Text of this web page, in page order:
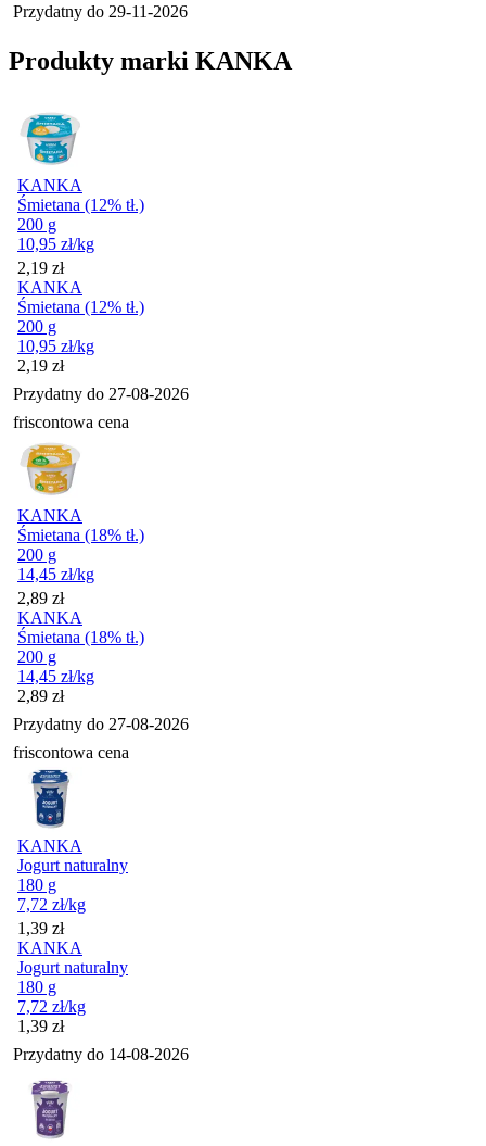
Przydatny do 29-11-2026
Produkty marki KANKA
KANKA
Śmietana (12% tł.)
200 g
10,95 zł/kg
Cena
2,19 zł
KANKA
Śmietana (12% tł.)
200 g
10,95 zł/kg
Cena
2,19 zł
Przydatny do 27-08-2026
friscontowa cena
KANKA
Śmietana (18% tł.)
200 g
14,45 zł/kg
Cena
2,89 zł
KANKA
Śmietana (18% tł.)
200 g
14,45 zł/kg
Cena
2,89 zł
Przydatny do 27-08-2026
friscontowa cena
KANKA
Jogurt naturalny
180 g
7,72 zł/kg
Cena
1,39 zł
KANKA
Jogurt naturalny
180 g
7,72 zł/kg
Cena
1,39 zł
Przydatny do 14-08-2026